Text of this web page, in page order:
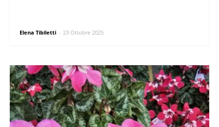
Elena Tibiletti - 23 Ottobre 2025